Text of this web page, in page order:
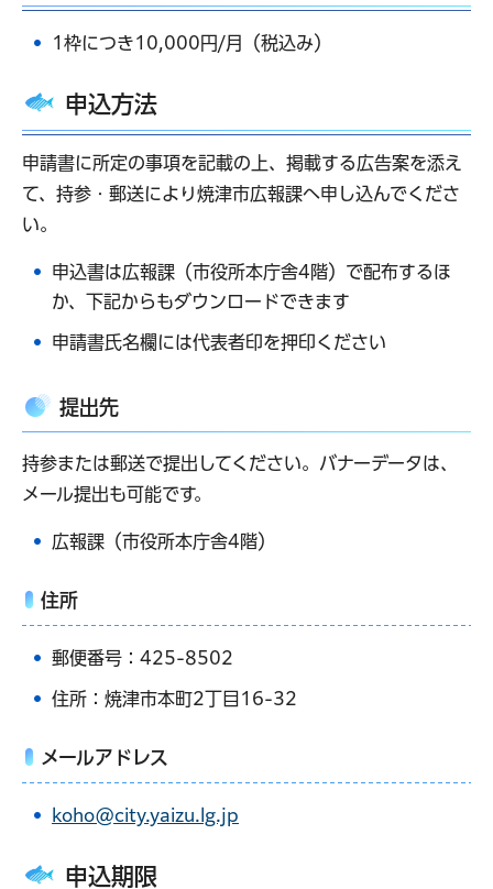
1枠につき10,000円/月（税込み）
申込方法
申請書に所定の事項を記載の上、掲載する広告案を添え
て、持参・郵送により焼津市広報課へ申し込んでくださ
い。
申込書は広報課（市役所本庁舎4階）で配布するほ
か、下記からもダウンロードできます
申請書氏名欄には代表者印を押印ください
提出先
持参または郵送で提出してください。バナーデータは、
メール提出も可能です。
広報課（市役所本庁舎4階）
住所
郵便番号：425-8502
住所：焼津市本町2丁目16-32
メールアドレス
koho@city.yaizu.lg.jp
申込期限